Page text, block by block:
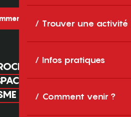
Trouver une activité
Infos pratiques
Comment venir ?
venir ?
PRO
D'AFFAIRES